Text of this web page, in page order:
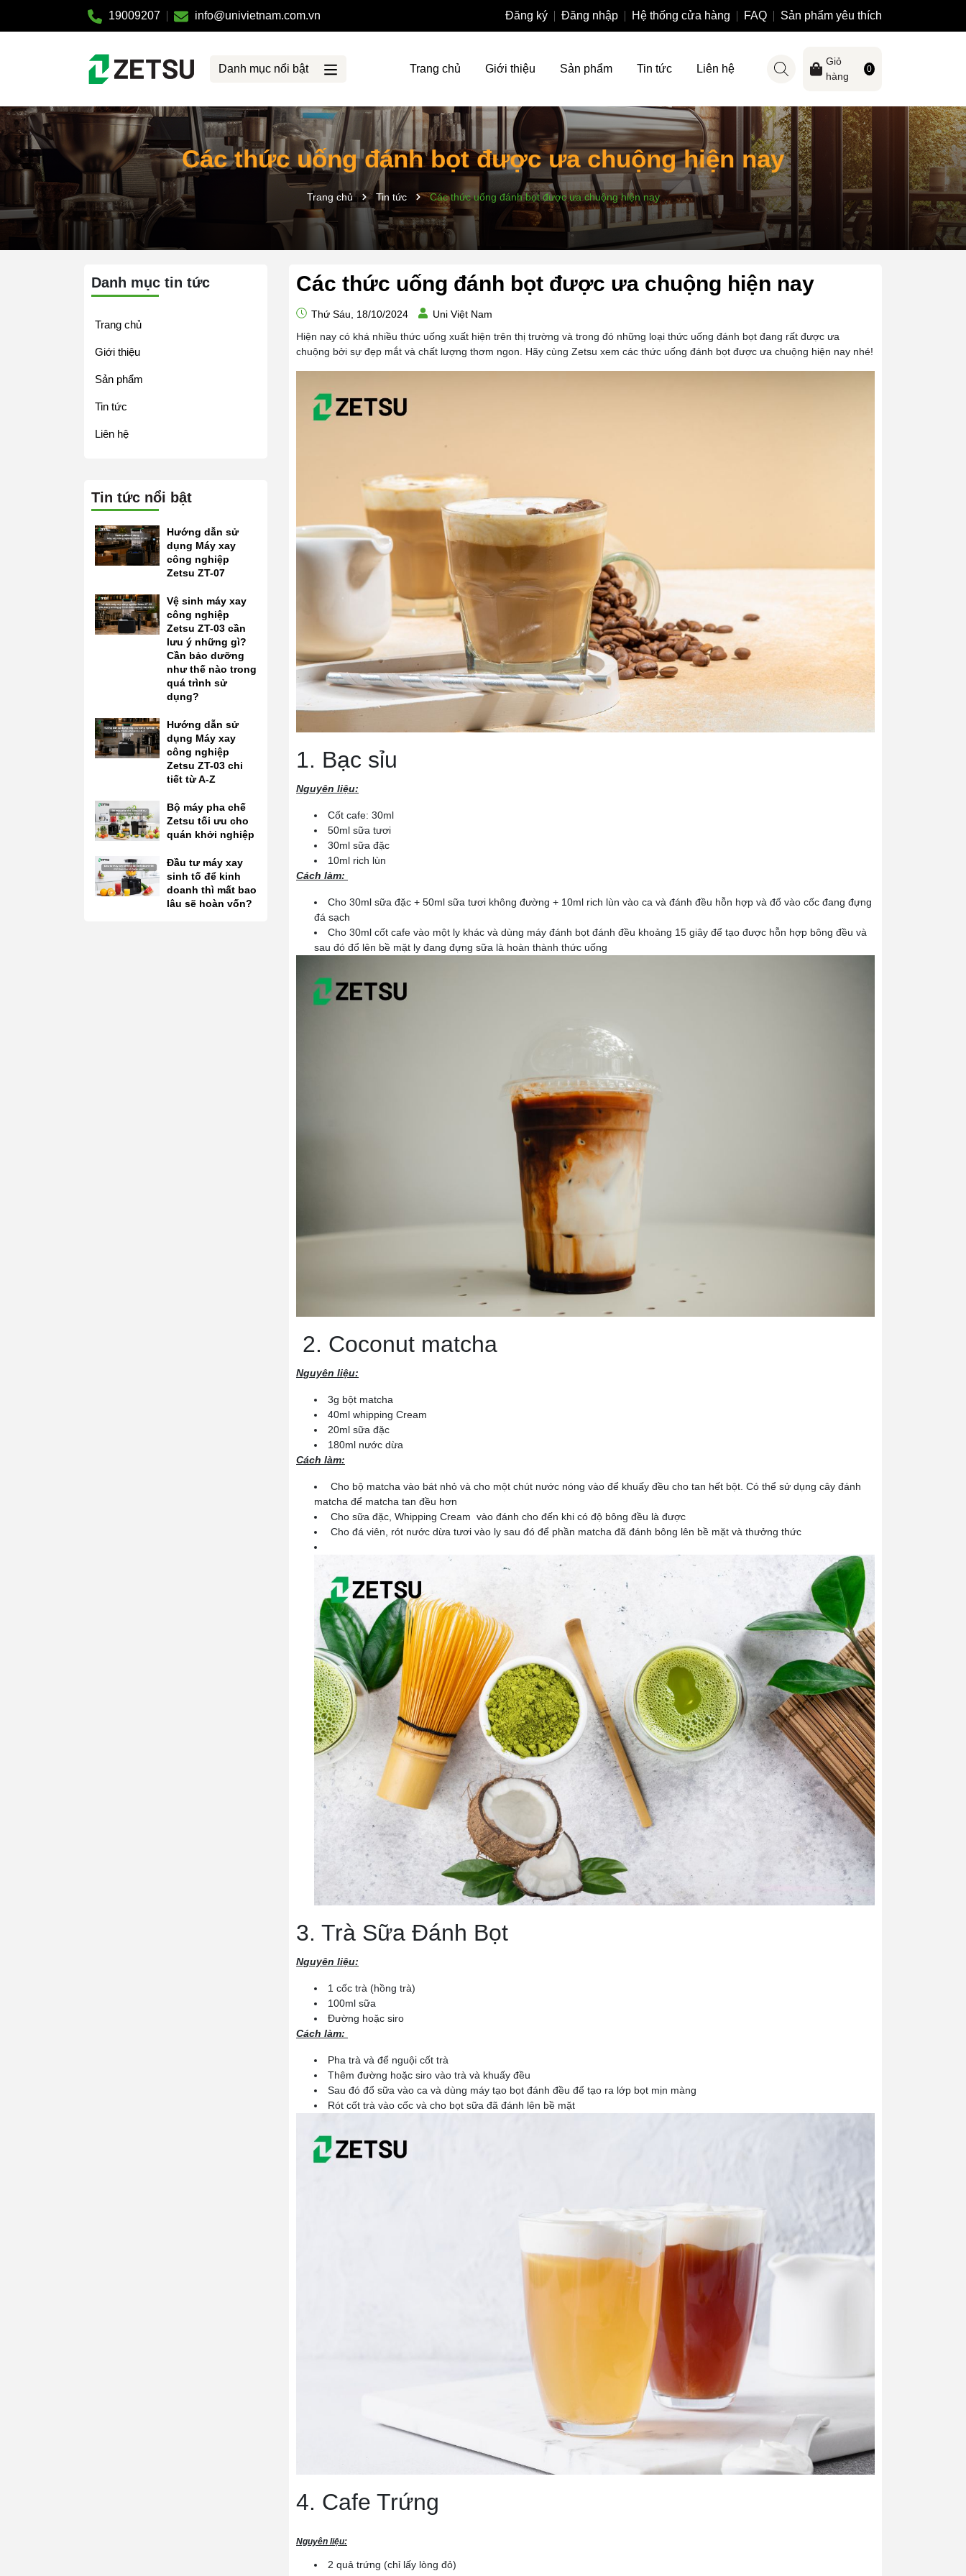
19009207 info@univietnam.com.vn Đăng ký Đăng nhập Hệ thống cửa hàng FAQ Sản phẩm yêu thích
Danh mục nổi bật Trang chủ Giới thiệu Sản phẩm Tin tức Liên hệ
Giỏ
hàng
0
Các thức uống đánh bọt được ưa chuộng hiện nay
Trang chủ Tin tức Các thức uống đánh bọt được ưa chuộng hiện nay
Các thức uống đánh bọt được ưa chuộng hiện nay
Thứ Sáu, 18/10/2024
Uni Việt Nam
Hiện nay có khá nhiều thức uống xuất hiện trên thị trường và trong đó những loại thức uống đánh bọt đang rất được ưa
chuộng bởi sự đẹp mắt và chất lượng thơm ngon. Hãy cùng Zetsu xem các thức uống đánh bọt được ưa chuộng hiện nay nhé!
1. Bạc sỉu
Nguyên liệu:
Cốt cafe: 30ml
50ml sữa tươi
30ml sữa đặc
10ml rich lùn
Cách làm:
Cho 30ml sữa đặc + 50ml sữa tươi không đường + 10ml rich lùn vào ca và đánh đều hỗn hợp và đổ vào cốc đang đựng
đá sạch
Cho 30ml cốt cafe vào một ly khác và dùng máy đánh bọt đánh đều khoảng 15 giây để tạo được hỗn hợp bông đều và
sau đó đổ lên bề mặt ly đang đựng sữa là hoàn thành thức uống
2. Coconut matcha
Nguyên liệu:
3g bột matcha
40ml whipping Cream
20ml sữa đặc
180ml nước dừa
Cách làm:
Cho bộ matcha vào bát nhỏ và cho một chút nước nóng vào để khuấy đều cho tan hết bột. Có thể sử dụng cây đánh
matcha để matcha tan đều hơn
Cho sữa đặc, Whipping Cream vào đánh cho đến khi có độ bông đều là được
Cho đá viên, rót nước dừa tươi vào ly sau đó để phần matcha đã đánh bông lên bề mặt và thưởng thức
3. Trà Sữa Đánh Bọt
Nguyên liệu:
1 cốc trà (hồng trà)
100ml sữa
Đường hoặc siro
Cách làm:
Pha trà và để nguội cốt trà
Thêm đường hoặc siro vào trà và khuấy đều
Sau đó đổ sữa vào ca và dùng máy tạo bọt đánh đều để tạo ra lớp bọt mịn màng
Rót cốt trà vào cốc và cho bọt sữa đã đánh lên bề mặt
4. Cafe Trứng
Nguyên liệu:
2 quả trứng (chỉ lấy lòng đỏ)
Danh mục tin tức
Trang chủ
Giới thiệu
Sản phẩm
Tin tức
Liên hệ
Tin tức nổi bật
Hướng dẫn sử
dụng Máy xay
công nghiệp
Zetsu ZT-07
Vệ sinh máy xay
công nghiệp
Zetsu ZT-03 cần
lưu ý những gì?
Cần bảo dưỡng
như thế nào trong
quá trình sử
dụng?
Hướng dẫn sử
dụng Máy xay
công nghiệp
Zetsu ZT-03 chi
tiết từ A-Z
Bộ máy pha chế
Zetsu tối ưu cho
quán khởi nghiệp
Đầu tư máy xay
sinh tố để kinh
doanh thì mất bao
lâu sẽ hoàn vốn?